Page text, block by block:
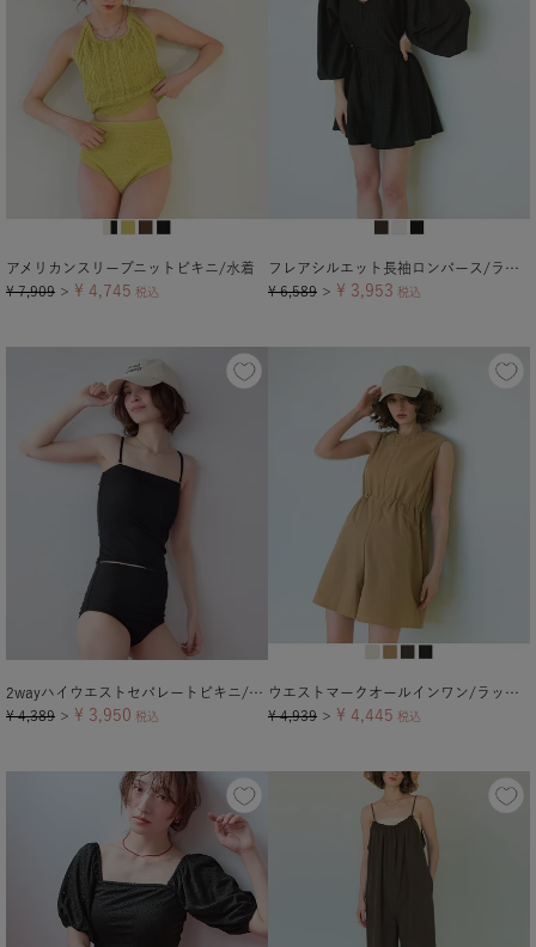
アメリカンスリーブニットビキニ/水着
¥ 7,909 ＞ ¥ 4,745 税込
フレアシルエット長袖ロンパース/ラッシュガード
¥ 6,589 ＞ ¥ 3,953 税込
2wayハイウエストセパレートビキニ/水着【メール便可／100】
¥ 4,389 ＞ ¥ 3,950 税込
ウエストマークオールインワン/ラッシュガード【メール便可／100】
¥ 4,939 ＞ ¥ 4,445 税込